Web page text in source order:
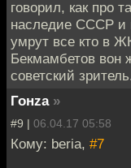
говорил, как про
наследие СССР и
умрут все кто в
Бекмамбетов вон
советский
Гонzа »
#9 | 06.04.17 05:58
Кому: beria, #7